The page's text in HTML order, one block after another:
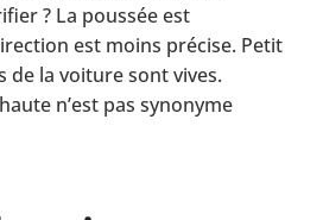
? La poussée est
est moins précise. Petit
de la voiture sont vives.
n’est pas synonyme